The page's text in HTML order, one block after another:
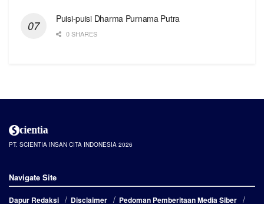
Puisi-puisi Dharma Purnama Putra
0 SHARES
PT. SCIENTIA INSAN CITA INDONESIA 2026
Navigate Site
Dapur Redaksi Disclaimer Pedoman Pemberitaan Media Siber